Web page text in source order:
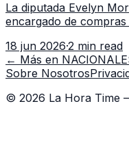
La diputada Evelyn
encargado de
capacitación en la
18 jun 2026·2 min read
← Más en
Sobre Nosotros
© 2026 La Hora Time